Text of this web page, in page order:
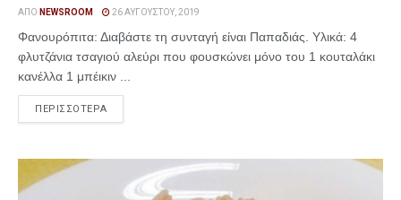
ΑΠΌ NEWSROOM 26 ΑΥΓΟΎΣΤΟΥ, 2019
Φανουρόπιτα: Διαβάστε τη συνταγή είναι Παπαδιάς. Υλικά: 4
φλυτζάνια τσαγιού αλεύρι που φουσκώνει μόνο του 1 κουταλάκι
κανέλλα 1 μπέικιν ...
ΠΕΡΙΣΣΟΤΕΡΑ